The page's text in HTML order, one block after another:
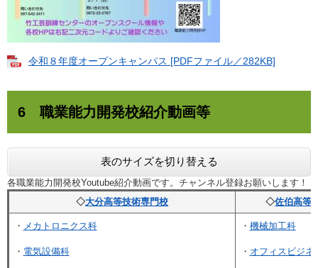
令和８年度オープンキャンパス [PDFファイル／282KB]
6 職業能力開発校紹介動画等
表のサイズを切り替える
各職業能力開発校Youtube紹介動画です。チャンネル登録お願いします！！
◇大分高等技術専門校 ◇佐伯高等
・ メカトロニクス科
・ 電気設備科
・ 機械加工科
・ オフィスビジネ